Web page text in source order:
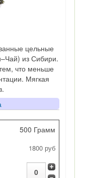
цельные
из Сибири.
что меньше
Мягкая
500 Грамм
1800 руб